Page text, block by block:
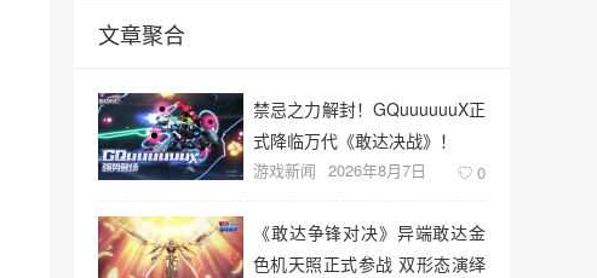
文章聚合
禁忌之力解封！GQuuuuuuX正
式降临万代《敢达决战》！
游戏新闻 2026年8月7日 0
《敢达争锋对决》异端敢达金
色机天照正式参战 双形态演绎